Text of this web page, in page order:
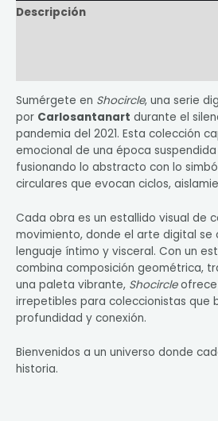
Descripción
Sumérgete en Shocircle, una serie
por Carlosantanart durante el
pandemia del 2021. Esta colección
emocional de una época
fusionando lo abstracto con lo
circulares que evocan ciclos,
Cada obra es un estallido visual de
movimiento, donde el arte digital se
lenguaje íntimo y visceral. Con un
combina composición geométrica,
una paleta vibrante, Shocircleofrece
irrepetibles para coleccionistas que
profundidad y conexión.
Bienvenidos a un universo donde
historia.